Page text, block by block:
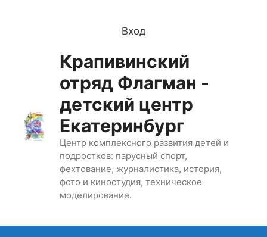
Вход
Крапивинский
отряд Флагман -
детский центр
Екатеринбург
Центр комплексного развития детей и
подростков: парусный спорт,
фехтование, журналистика, история,
фото и киностудия, техническое
моделирование.